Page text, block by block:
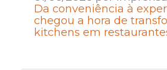
Da conveniência à
chegou a hora de
kitchens em